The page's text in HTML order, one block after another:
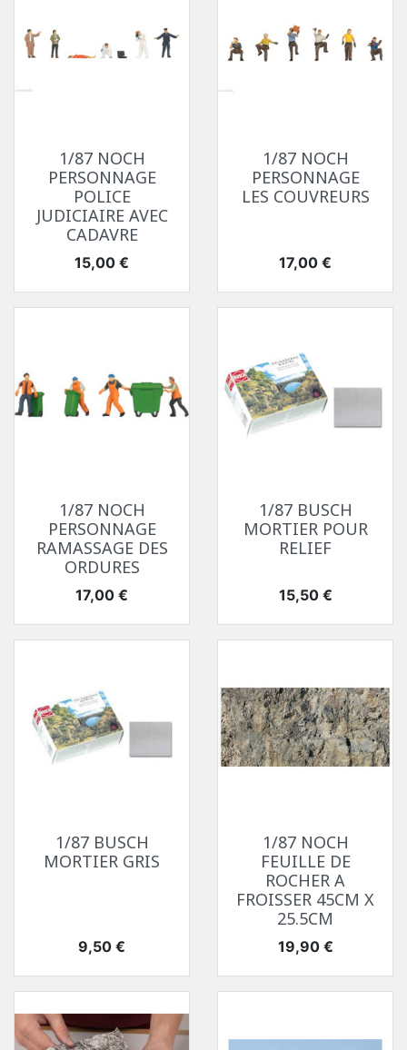
1/87 NOCH
PERSONNAGE
POLICE
JUDICIAIRE AVEC
CADAVRE
Prix
15,00 €
1/87 NOCH
PERSONNAGE
LES COUVREURS
Prix
17,00 €
1/87 NOCH
PERSONNAGE
RAMASSAGE DES
ORDURES
Prix
17,00 €
1/87 BUSCH
MORTIER POUR
RELIEF
Prix
15,50 €
1/87 BUSCH
MORTIER GRIS
Prix
9,50 €
1/87 NOCH
FEUILLE DE
ROCHER A
FROISSER 45CM X
25.5CM
Prix
19,90 €